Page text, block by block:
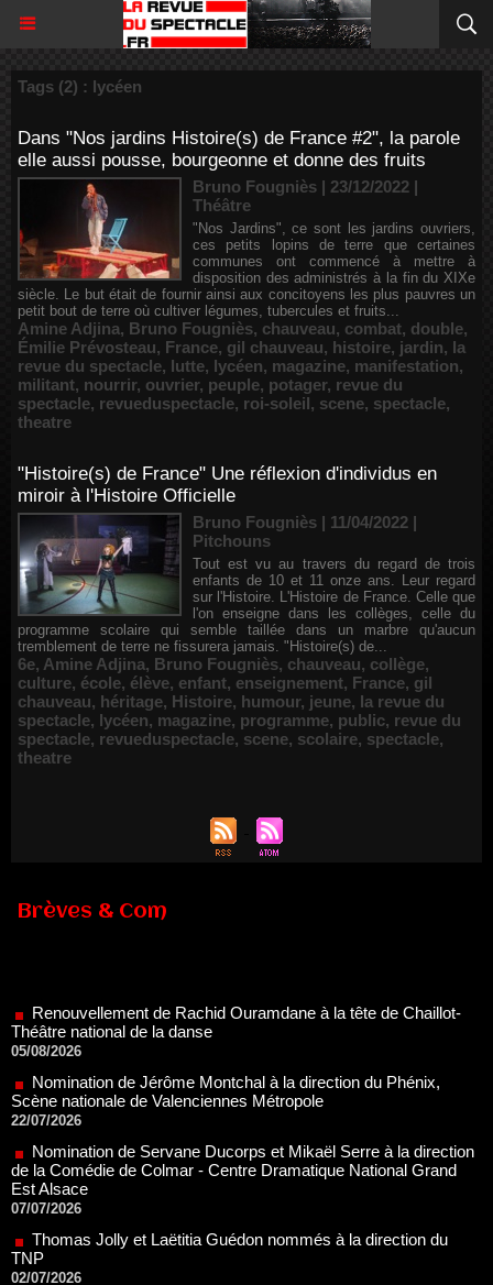
Tags (2) : lycéen
Dans "Nos jardins Histoire(s) de France #2", la parole
elle aussi pousse, bourgeonne et donne des fruits
Bruno Fougniès | 23/12/2022 |
Théâtre
"Nos Jardins", ce sont les jardins ouvriers,
ces petits lopins de terre que certaines
communes ont commencé à mettre à
disposition des administrés à la fin du XIXe
siècle. Le but était de fournir ainsi aux concitoyens les plus pauvres un
petit bout de terre où cultiver légumes, tubercules et fruits...
Amine Adjina, Bruno Fougniès, chauveau, combat, double,
Émilie Prévosteau, France, gil chauveau, histoire, jardin, la
revue du spectacle, lutte, lycéen, magazine, manifestation,
militant, nourrir, ouvrier, peuple, potager, revue du
spectacle, revueduspectacle, roi-soleil, scene, spectacle,
theatre
"Histoire(s) de France" Une réflexion d'individus en
miroir à l'Histoire Officielle
Bruno Fougniès | 11/04/2022 |
Pitchouns
Tout est vu au travers du regard de trois
enfants de 10 et 11 onze ans. Leur regard
sur l'Histoire. L'Histoire de France. Celle que
l'on enseigne dans les collèges, celle du
programme scolaire qui semble taillée dans un marbre qu'aucun
tremblement de terre ne fissurera jamais. "Histoire(s) de...
6e, Amine Adjina, Bruno Fougniès, chauveau, collège,
culture, école, élève, enfant, enseignement, France, gil
chauveau, héritage, Histoire, humour, jeune, la revue du
spectacle, lycéen, magazine, programme, public, revue du
spectacle, revueduspectacle, scene, scolaire, spectacle,
theatre
Brèves & Com
05/08/2026
Nomination de Jérôme Montchal à la direction du Phénix,
Scène nationale de Valenciennes Métropole
22/07/2026
Nomination de Servane Ducorps et Mikaël Serre à la direction
de la Comédie de Colmar - Centre Dramatique National Grand
Est Alsace
07/07/2026
Thomas Jolly et Laëtitia Guédon nommés à la direction du
TNP
02/07/2026
Fonds SACD Théâtre : les lauréats 2026